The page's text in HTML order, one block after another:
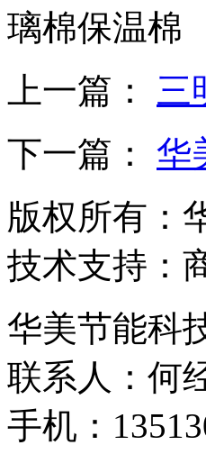
璃棉保温棉
上一篇： 三
下一篇： 华
版权所有：
技术支持：
华美节能科
联系人：何
手机：